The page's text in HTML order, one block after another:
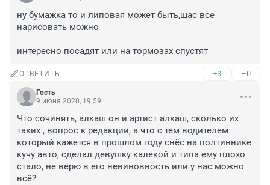
ну бумажка то и липовая может быть,щас все
нарисовать можно
интересно посадят или на тормозах спустят
ОТВЕТИТЬ +3 –0
Гость
9 июня 2020, 19:59
Что сочинять, алкаш он и артист алкаш, сколько их
таких , вопрос к редакции, а что с тем водителем
который кажется в прошлом году снёс на полтиннике
кучу авто, сделал девушку калекой и типа ему плохо
стало, не верю в его невиновность или у нас можно
всё?